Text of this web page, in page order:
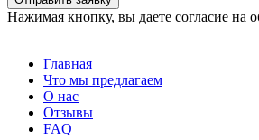
Нажимая кнопку, вы даете согласие на
Главная
Что мы предлагаем
О нас
Отзывы
FAQ